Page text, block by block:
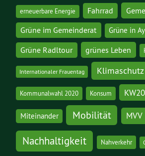
erneuerbare Energie Fahrrad
Grüne im Gemeinderat Grüne in
Grüne Radltour grünes Leben
Internationaler Frauentag Klimaschutz
Kommunalwahl 2020 Konsum
Miteinander Mobilität MVV
Nachhaltigkeit Nahverkehr